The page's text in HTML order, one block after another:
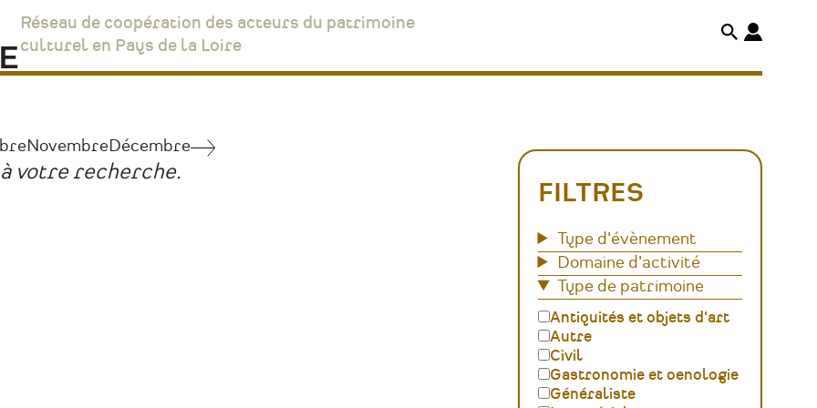
Réseau de coopération des acteurs du patrimoine
culturel en Pays de la Loire
NovembreDécembreJuillet
votre recherche.
FILTRES
Type d'évènement
Domaine d'activité
Type de patrimoine
Antiquités et objets d'art
Autre
Civil
Gastronomie et oenologie
Généraliste